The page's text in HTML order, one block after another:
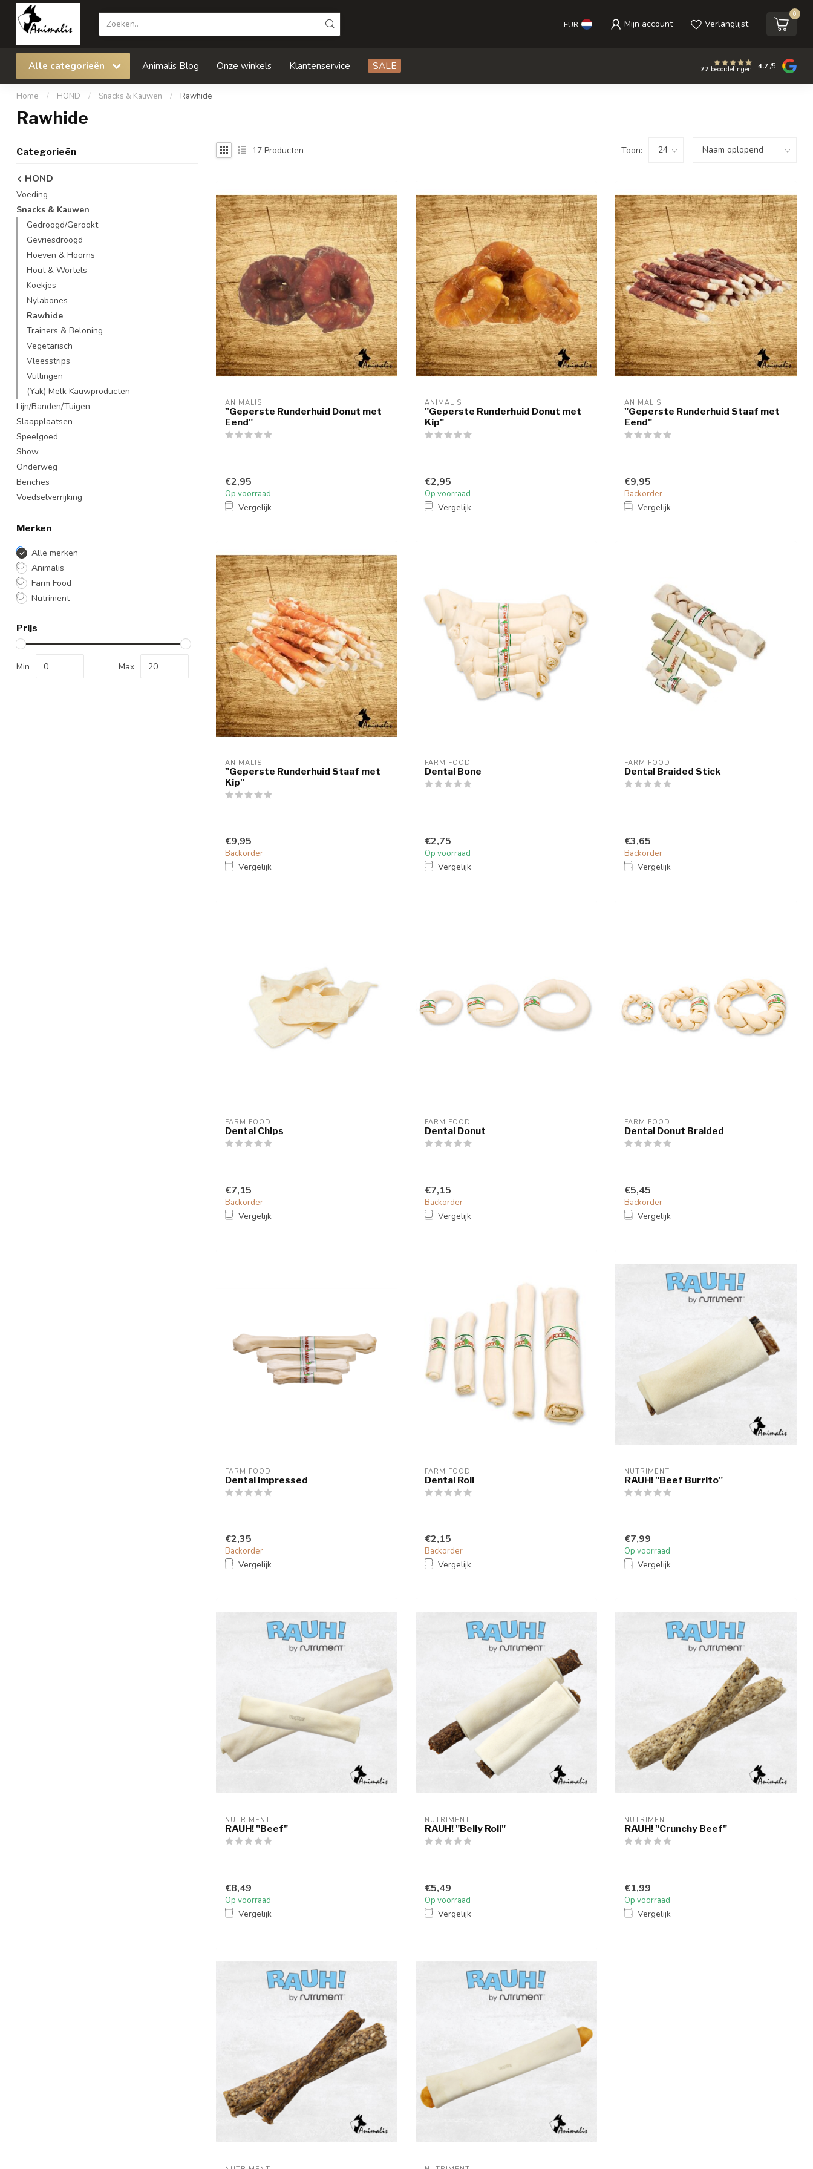
EUR Mijn account Verlanglijst
0
Alle categorieën Animalis Blog Onze winkels Klantenservice SALE 77 beoordelingen 4.7/5
Home / HOND / Snacks & Kauwen / Rawhide
Rawhide
Categorieën
HOND
Voeding
Snacks & Kauwen
Gedroogd/Gerookt
Gevriesdroogd
Hoeven & Hoorns
Hout & Wortels
Koekjes
Nylabones
Rawhide
Trainers & Beloning
Vegetarisch
Vleesstrips
Vullingen
(Yak) Melk Kauwproducten
Lijn/Banden/Tuigen
Slaapplaatsen
Speelgoed
Show
Onderweg
Benches
Voedselverrijking
Merken
Alle merken
Animalis
Farm Food
Nutriment
Prijs
Min Max
17 Producten Toon:
ANIMALIS
"Geperste Runderhuid Donut met
Eend"
€2,95
Op voorraad
Vergelijk
ANIMALIS
"Geperste Runderhuid Donut met
Kip"
€2,95
Op voorraad
Vergelijk
ANIMALIS
"Geperste Runderhuid Staaf met
Eend"
€9,95
Backorder
Vergelijk
ANIMALIS
"Geperste Runderhuid Staaf met
Kip"
€9,95
Backorder
Vergelijk
FARM FOOD
Dental Bone
€2,75
Op voorraad
Vergelijk
FARM FOOD
Dental Braided Stick
€3,65
Backorder
Vergelijk
FARM FOOD
Dental Chips
€7,15
Backorder
Vergelijk
FARM FOOD
Dental Donut
€7,15
Backorder
Vergelijk
FARM FOOD
Dental Donut Braided
€5,45
Backorder
Vergelijk
FARM FOOD
Dental Impressed
€2,35
Backorder
Vergelijk
FARM FOOD
Dental Roll
€2,15
Backorder
Vergelijk
NUTRIMENT
RAUH! "Beef Burrito"
€7,99
Op voorraad
Vergelijk
NUTRIMENT
RAUH! "Beef"
€8,49
Op voorraad
Vergelijk
NUTRIMENT
RAUH! "Belly Roll"
€5,49
Op voorraad
Vergelijk
NUTRIMENT
RAUH! "Crunchy Beef"
€1,99
Op voorraad
Vergelijk